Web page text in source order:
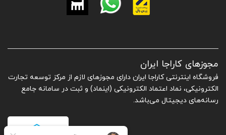
مجوزهای کاراجا ایران
فروشگاه اینترنتی کاراجا ایران دارای مجوزهای لازم از مرکز توسعه تجارت
الکترونیکی، نماد اعتماد الکترونیکی (اینماد) و ثبت در سامانه جامع
رسانه‌های دیجیتال می‌باشد.